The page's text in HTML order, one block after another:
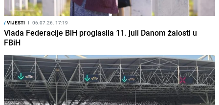
/VIJESTI I 06.07.26. 17:19
Vlada Federacije BiH proglasila 11. juli Danom žalosti u
FBiH